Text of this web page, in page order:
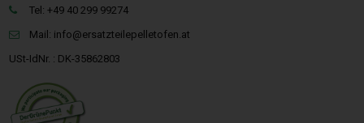
Tel: +49 40 299 99274
Mail: info@ersatzteilepelletofen.at
USt-IdNr. : DK-35862803